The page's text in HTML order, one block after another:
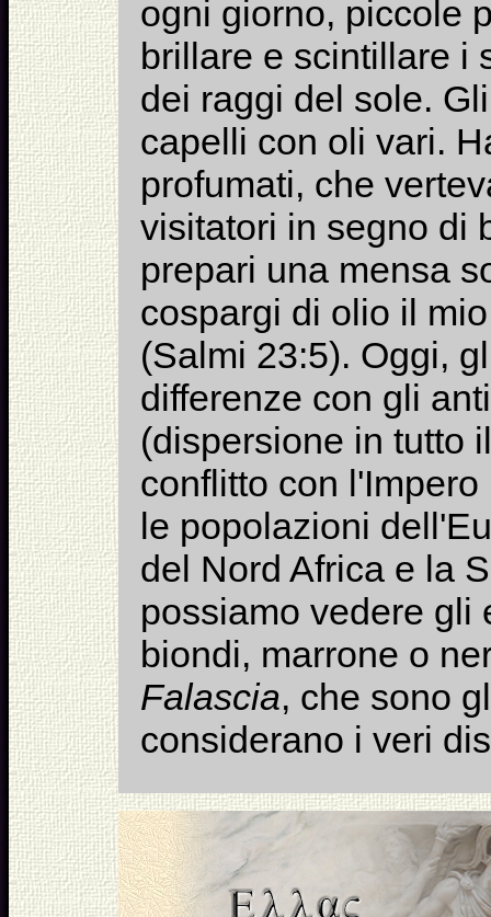
ogni giorno, piccole
brillare e scintillare i
dei raggi del sole.
capelli con oli vari.
profumati, che
visitatori in segno di
prepari una mensa
cospargi di olio il
(Salmi 23:5). Oggi,
differenze con gli
(dispersione in tutto
conflitto con
le popolazioni
del Nord Africa e la
possiamo vedere gli
biondi, marrone o
Falascia, che sono
considerano i veri